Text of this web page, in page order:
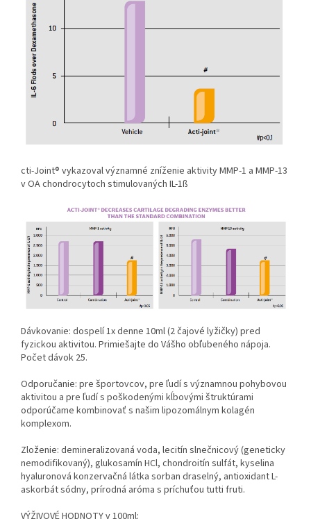
cti-Joint® vykazoval významné zníženie aktivity MMP-1 a MMP-13
v OA chondrocytoch stimulovaných IL-1ß
Dávkovanie: dospelí 1x denne 10ml (2 čajové lyžičky) pred
fyzickou aktivitou. Primiešajte do Vášho obľubeného nápoja.
Počet dávok 25.
Odporučanie: pre športovcov, pre ľudí s významnou pohybovou
aktivitou a pre ľudí s poškodenými kĺbovými štruktúrami
odporúčame kombinovať s našim lipozomálnym kolagén
komplexom.
Zloženie: demineralizovaná voda, lecitín slnečnicový (geneticky
nemodifikovaný), glukosamín HCl, chondroitín sulfát, kyselina
hyaluronová konzervačná látka sorban draselný, antioxidant L-
askorbát sódny, prírodná aróma s príchuťou tutti fruti.